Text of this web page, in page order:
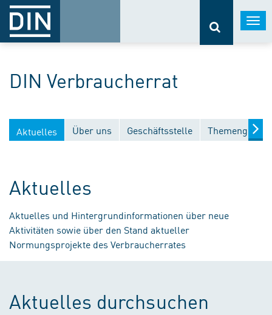
DIN Verbraucherrat
Aktuelles Über uns Geschäftsstelle
Aktuelles
Aktuelles und Hintergrundinformationen über neue
Aktivitäten sowie über den Stand aktueller
Normungsprojekte des Verbraucherrates
Aktuelles durchsuchen